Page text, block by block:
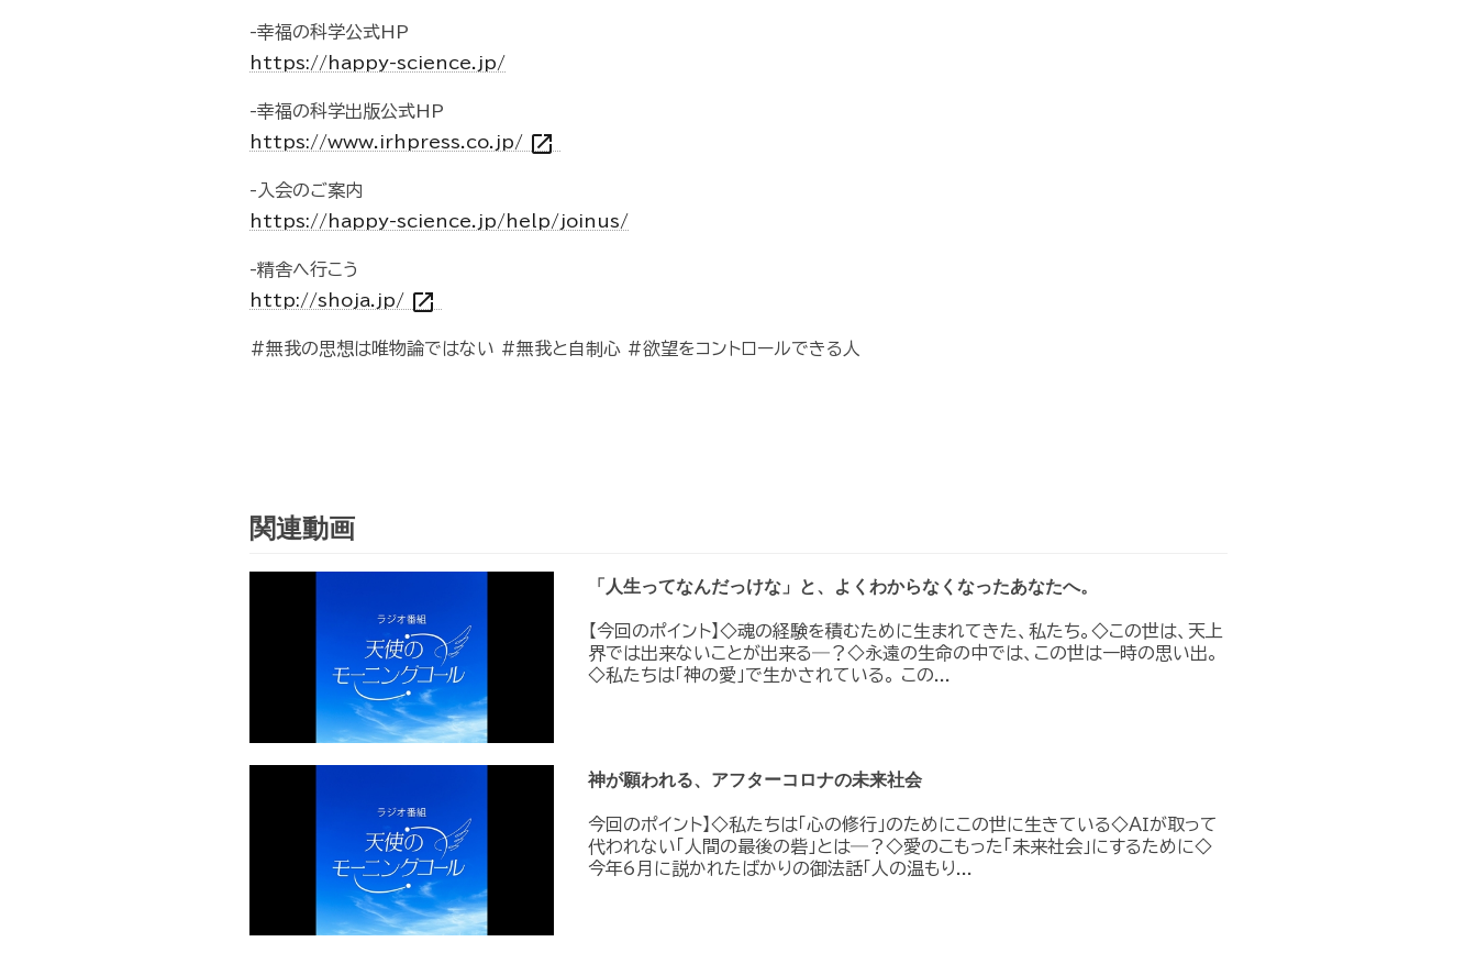
-幸福の科学公式HP
https://happy-science.jp/
-幸福の科学出版公式HP
https://www.irhpress.co.jp/ open_in_new
-入会のご案内
https://happy-science.jp/help/joinus/
-精舎へ行こう
http://shoja.jp/ open_in_new
#無我の思想は唯物論ではない #無我と自制心 #欲望をコントロールできる人
関連動画
「人生ってなんだっけな」と、よくわからなくなったあなたへ。
【今回のポイント】◇魂の経験を積むために生まれてきた、私たち。◇この世は、天上
界では出来ないことが出来る―？◇永遠の生命の中では、この世は一時の思い出。
◇私たちは「神の愛」で生かされている。 この...
神が願われる、アフターコロナの未来社会
今回のポイント】◇私たちは「心の修行」のためにこの世に生きている◇ＡＩが取って
代われない「人間の最後の砦」とは―？◇愛のこもった「未来社会」にするために◇
今年6月に説かれたばかりの御法話「人の温もり...